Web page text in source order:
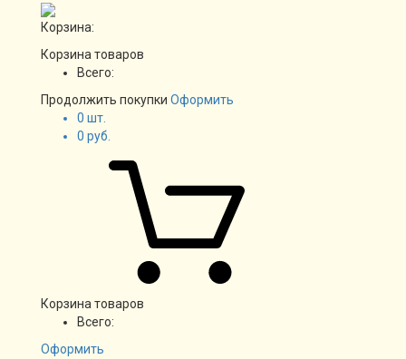
Корзина:
Корзина товаров
Всего:
Продолжить покупки Оформить
0 шт.
0 руб.
Корзина товаров
Всего:
Оформить